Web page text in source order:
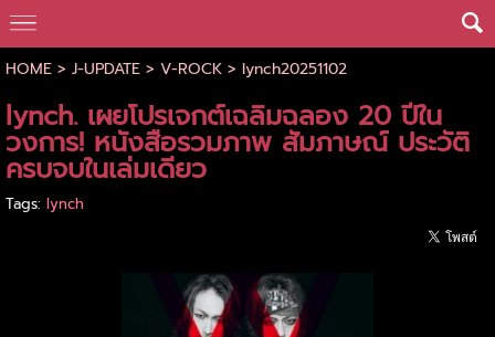
HOME> J-UPDATE> V-ROCK> lynch20251102
lynch. เผยโปรเจกต์เฉลิมฉลอง 20 ปีใน
วงการ! หนังสือรวมภาพ สัมภาษณ์ ประวัติ
ครบจบในเล่มเดียว
Tags: lynch